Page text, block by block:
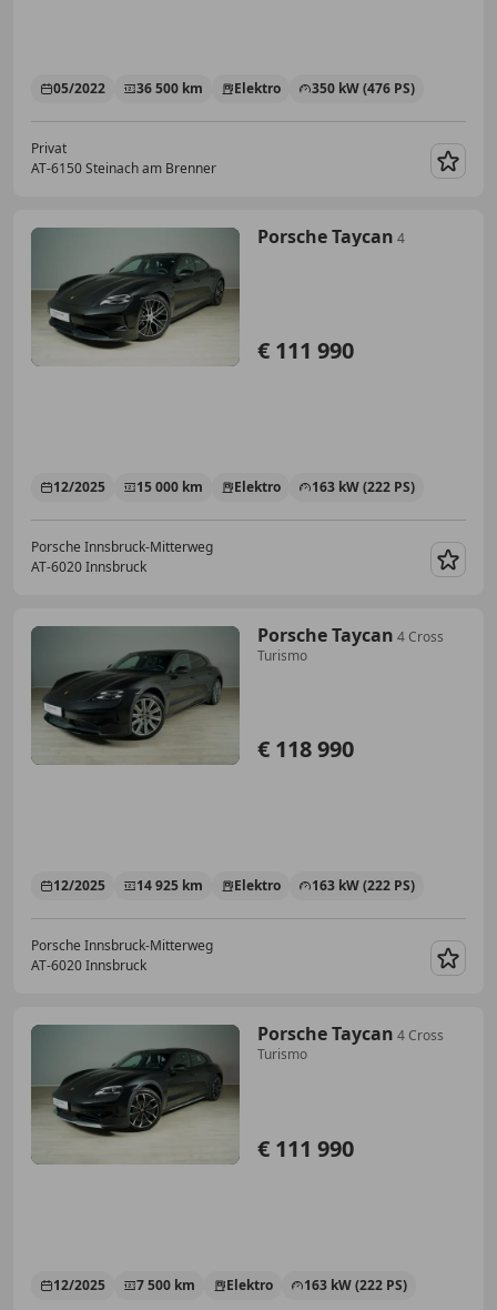
05/2022 36 500 km Elektro 350 kW (476 PS)
Privat
AT-6150 Steinach am Brenner
Porsche Taycan 4
€ 111 990
12/2025 15 000 km Elektro 163 kW (222 PS)
Porsche Innsbruck-Mitterweg
AT-6020 Innsbruck
Porsche Taycan 4 Cross
Turismo
€ 118 990
12/2025 14 925 km Elektro 163 kW (222 PS)
Porsche Innsbruck-Mitterweg
AT-6020 Innsbruck
Porsche Taycan 4 Cross
Turismo
€ 111 990
12/2025 7 500 km Elektro 163 kW (222 PS)